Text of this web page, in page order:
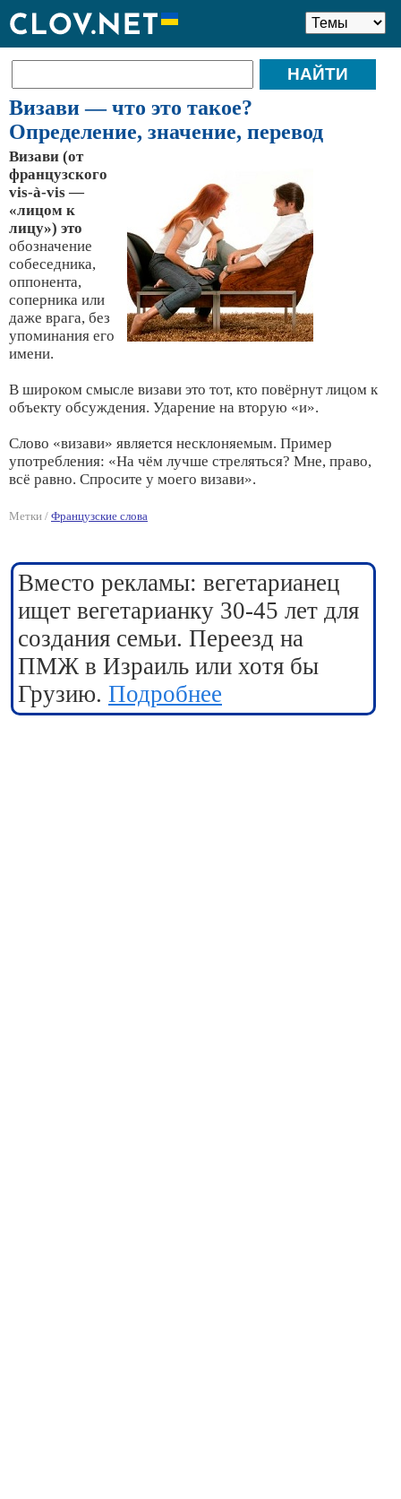
Визави — что это такое?
Определение, значение, перевод
Визави (от
французского
vis-à-vis —
«лицом к
лицу») это
обозначение
собеседника,
оппонента,
соперника или
даже врага, без
упоминания его
имени.
В широком смысле визави это тот, кто повёрнут лицом к
объекту обсуждения. Ударение на вторую «и».
Слово «визави» является несклоняемым. Пример
употребления: «На чём лучше стреляться? Мне, право,
всё равно. Спросите у моего визави».
Метки / Французские слова
Вместо рекламы: вегетарианец
ищет вегетарианку 30-45 лет для
создания семьи. Переезд на
ПМЖ в Израиль или хотя бы
Грузию. Подробнее